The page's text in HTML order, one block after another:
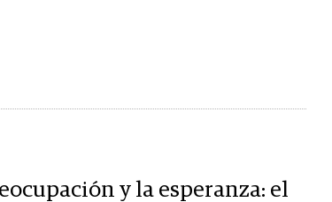
y la esperanza: el